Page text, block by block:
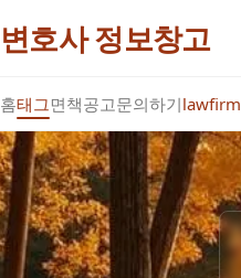
변호사 정보창고
홈태그면책공고문의하기lawfirm